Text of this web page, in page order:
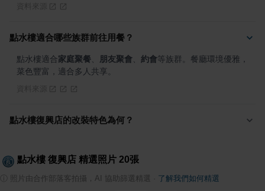
點水樓適合哪些族群前往用餐？
點水樓適合家庭聚餐 朋友聚會 約會等族群。餐廳環境優雅，
菜色豐富，適合多人共享。
點水樓復興店的改裝特色為何？
點水樓 復興店 精選照片 20張
照片由合作部落客拍攝，AI 協助篩選精選 了解我們如何精選